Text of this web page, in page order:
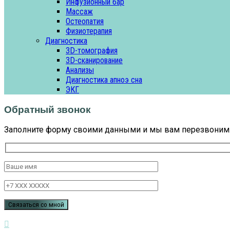
Массаж
Остеопатия
Физиотерапия
Диагностика
3D-томография
3D-сканирование
Анализы
Диагностика апноэ сна
ЭКГ
Обратный звонок
Заполните форму своими данными и мы вам